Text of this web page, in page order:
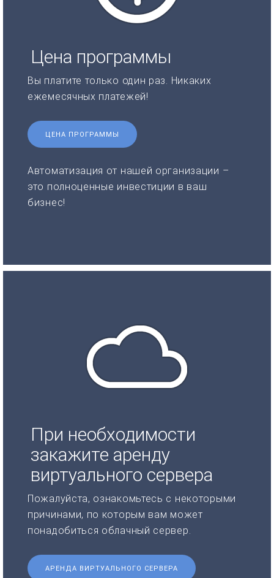
Цена программы
Вы платите только один раз. Никаких
ежемесячных платежей!
ЦЕНА ПРОГРАММЫ
Автоматизация от нашей организации –
это полноценные инвестиции в ваш
бизнес!
При необходимости
закажите аренду
виртуального сервера
Пожалуйста, ознакомьтесь с некоторыми
причинами, по которым вам может
понадобиться облачный сервер.
АРЕНДА ВИРТУАЛЬНОГО СЕРВЕРА